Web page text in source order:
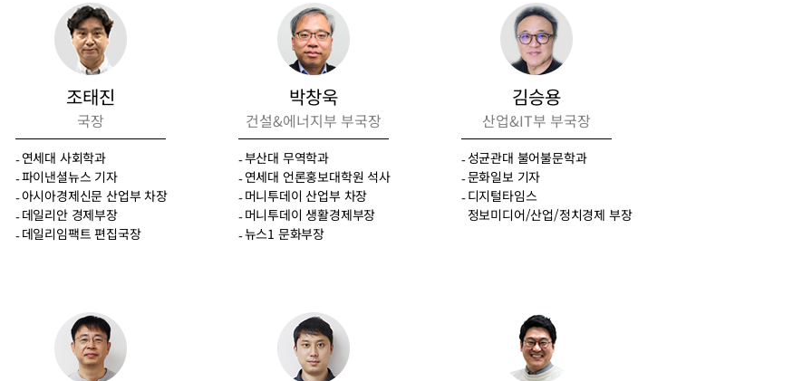
조태진
국장
연세대 사회학과
파이낸셜뉴스 기자
아시아경제신문 산업부 차장
데일리안 경제부장
데일리임팩트 편집국장
박창욱
건설&에너지부 부국장
부산대 무역학과
연세대 언론홍보대학원 석사
머니투데이 산업부 차장
머니투데이 생활경제부장
뉴스1 문화부장
김승용
산업&IT부 부국장
성균관대 불어불문학과
문화일보 기자
디지털타임스
정보미디어/산업/정치경제 부장